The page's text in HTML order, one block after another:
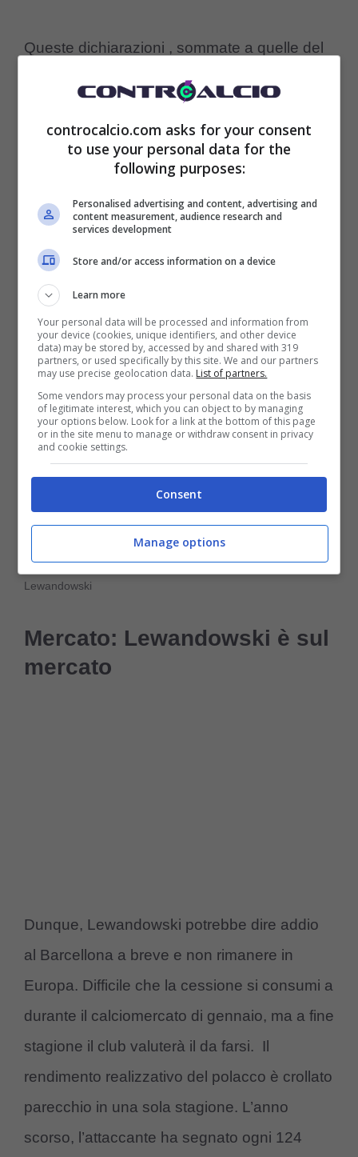
Queste dichiarazioni , sommate a quelle del
suo agente Pini Zahavi, rendono chiara la
volontà del calciatore ma in ogni caso incerto
il futuro di Lewandowski. Ma, come
sottolineato dallo stesso Sport, nonostante le
parole di rito le sue prestazioni in campo
starebbero causato un cambio di strategia
nel Barça. Come detto per il club Robert
Lewandowski non sembrerebbe essere più
incedibile.
Lewandowski
Mercato: Lewandowski è sul
mercato
Dunque, Lewandowski potrebbe dire addio
al Barcellona a breve e non rimanere in
Europa. Difficile che la cessione si consumi a
durante il calciomercato di gennaio, ma a fine
stagione il club valuterà il da farsi. Il
rendimento realizzativo del polacco è crollato
parecchio in una sola stagione. L’anno
scorso, l’attaccante ha segnato ogni 124
controcalcio.com asks for your consent
to use your personal data for the
following purposes:
Personalised advertising and content, advertising and
content measurement, audience research and
services development
Store and/or access information on a device
Learn more
Your personal data will be processed and information from
your device (cookies, unique identifiers, and other device
data) may be stored by, accessed by and shared with 319
partners, or used specifically by this site. We and our partners
may use precise geolocation data. List of partners.
Some vendors may process your personal data on the basis
of legitimate interest, which you can object to by managing
your options below. Look for a link at the bottom of this page
or in the site menu to manage or withdraw consent in privacy
and cookie settings.
Consent
Manage options